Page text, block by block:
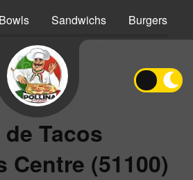
Sandwichs Burgers
Tacos
Centre (51100)